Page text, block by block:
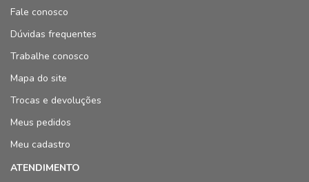
Fale conosco
Dúvidas frequentes
Trabalhe conosco
Mapa do site
Trocas e devoluções
Meus pedidos
Meu cadastro
ATENDIMENTO